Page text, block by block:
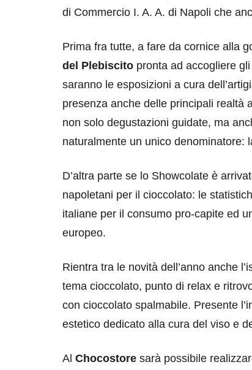
di Commercio I. A. A. di Napoli che
Prima fra tutte, a fare da cornice alla
del Plebiscito pronta ad accogliere
saranno le esposizioni a cura
presenza anche delle principali realtà
non solo degustazioni guidate, ma
naturalmente un unico denominatore:
D’altra parte se lo Showcolate è
napoletani per il cioccolato: le
italiane per il consumo pro-capite ed
europeo.
Rientra tra le novità dell’anno anche
tema cioccolato, punto di relax e
con cioccolato spalmabile. Presente
estetico dedicato alla cura del viso e
Al Chocostore sarà possibile